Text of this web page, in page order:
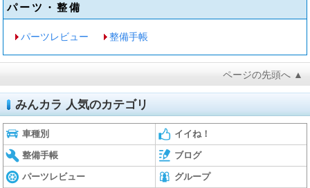
パーツ・整備
パーツレビュー 整備手帳
ページの先頭へ ▲
みんカラ 人気のカテゴリ
車種別 イイね！
整備手帳 ブログ
パーツレビュー グループ